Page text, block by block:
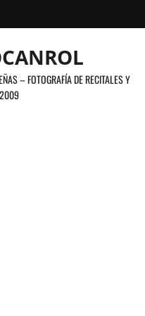
– FOTOGRAFÍA DE RECITALES Y